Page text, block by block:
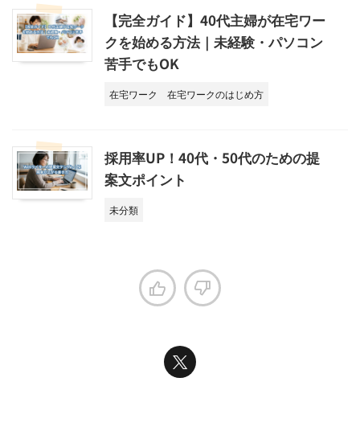
【完全ガイド】40代主婦が在宅ワー
クを始める方法｜未経験・パソコン
苦手でもOK
在宅ワーク 在宅ワークのはじめ方
採用率UP！40代・50代のための提
案文ポイント
未分類